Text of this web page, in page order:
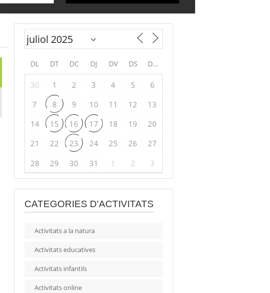
DL DT DC DJ DV DS DG
30 1 2 3 4 5
6
7
8 9 10 11 12
13
14
15 16 17 18 19
20
21
22 23 24 25 26
27
28
29 30 31 1 2 3
CATEGORIES D'ACTIVITATS
Activitats a la natura
Activitats educatives
Activitats infantils
Activitats online